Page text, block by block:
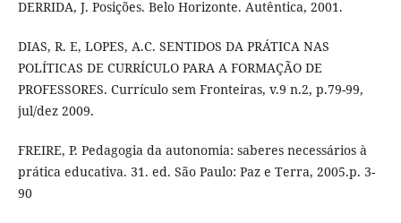
DERRIDA, J. Posições. Belo Horizonte. Autêntica, 2001.
DIAS, R. E, LOPES, A.C. SENTIDOS DA PRÁTICA NAS
POLÍTICAS DE CURRÍCULO PARA A FORMAÇÃO DE
PROFESSORES. Currículo sem Fronteiras, v.9 n.2, p.79-99,
jul/dez 2009.
FREIRE, P. Pedagogia da autonomia: saberes necessários à
prática educativa. 31. ed. São Paulo: Paz e Terra, 2005.p. 3-
90